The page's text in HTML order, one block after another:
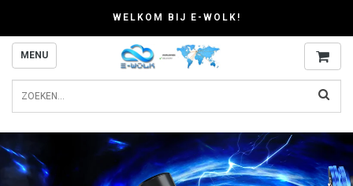
WELKOM BIJ E-WOLK!
MENU